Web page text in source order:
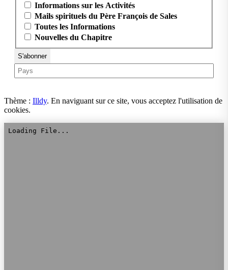
Informations sur les Activités
Mails spirituels du Père François de Sales
Toutes les Informations
Nouvelles du Chapitre
Thème : Illdy. En naviguant sur ce site, vous acceptez l'utilisation de
cookies.